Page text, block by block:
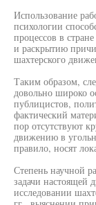
Использование
психологии
процессов в
и раскрытию
шахтерского
Таким образом,
довольно широко
публицистов,
фактический
пор отсутствуют
движению в
правило, носят
Степень научной
задачи настоящей
исследовании